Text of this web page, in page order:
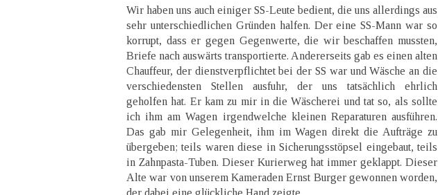
Wir haben uns auch einiger SS-Leute bedient, die uns allerdings aus
sehr unterschiedlichen Gründen halfen. Der eine SS-Mann war so
korrupt, dass er gegen Gegenwerte, die wir beschaffen mussten,
Briefe nach auswärts transportierte. Andererseits gab es einen alten
Chauffeur, der dienstverpflichtet bei der SS war und Wäsche an die
verschiedensten Stellen ausfuhr, der uns tatsächlich ehrlich
geholfen hat. Er kam zu mir in die Wäscherei und tat so, als sollte
ich ihm am Wagen irgendwelche kleinen Reparaturen ausführen.
Das gab mir Gelegenheit, ihm im Wagen direkt die Aufträge zu
übergeben; teils waren diese in Sicherungsstöpsel eingebaut, teils
in Zahnpasta-Tuben. Dieser Kurierweg hat immer geklappt. Dieser
Alte war von unserem Kameraden Ernst Burger gewonnen worden,
der dabei eine glückliche Hand zeigte.